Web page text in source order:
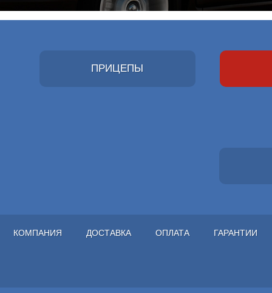
ПРИЦЕПЫ
КОМПАНИЯ ДОСТАВКА ОПЛАТА ГАРАНТИИ